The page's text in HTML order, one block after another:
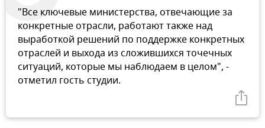
"Все ключевые министерства, отвечающие за
конкретные отрасли, работают также над
выработкой решений по поддержке конкретных
отраслей и выхода из сложившихся точечных
ситуаций, которые мы наблюдаем в целом", -
отметил гость студии.